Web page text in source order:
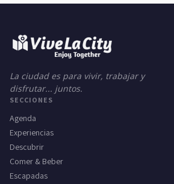
La ciudad es para vivir, trabajar y
disfrutar... juntos.
SECCIONES
Agenda
Experiencias
Descubrir
Comer & Beber
Escapadas